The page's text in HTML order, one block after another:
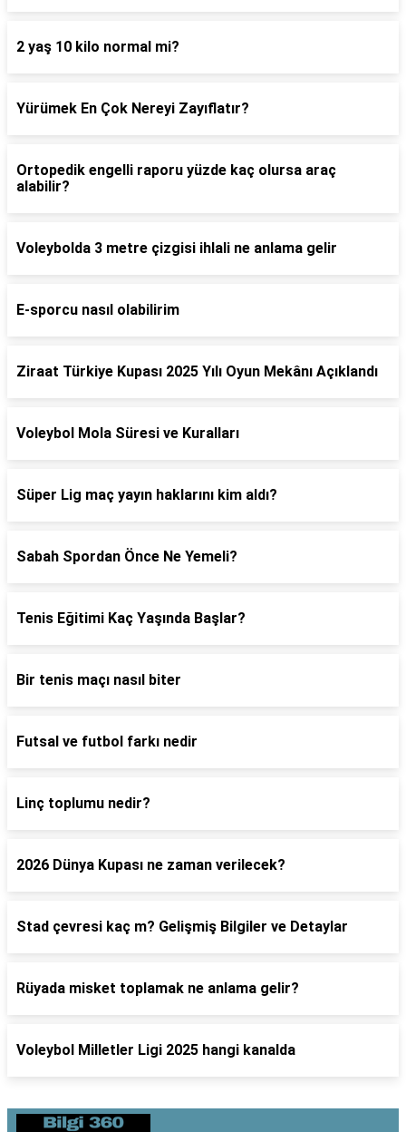
2 yaş 10 kilo normal mi?
Yürümek En Çok Nereyi Zayıflatır?
Ortopedik engelli raporu yüzde kaç olursa araç
alabilir?
Voleybolda 3 metre çizgisi ihlali ne anlama gelir
E-sporcu nasıl olabilirim
Ziraat Türkiye Kupası 2025 Yılı Oyun Mekânı Açıklandı
Voleybol Mola Süresi ve Kuralları
Süper Lig maç yayın haklarını kim aldı?
Sabah Spordan Önce Ne Yemeli?
Tenis Eğitimi Kaç Yaşında Başlar?
Bir tenis maçı nasıl biter
Futsal ve futbol farkı nedir
Linç toplumu nedir?
2026 Dünya Kupası ne zaman verilecek?
Stad çevresi kaç m? Gelişmiş Bilgiler ve Detaylar
Rüyada misket toplamak ne anlama gelir?
Voleybol Milletler Ligi 2025 hangi kanalda